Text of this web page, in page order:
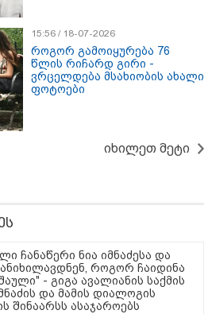
"როცა კანონიკიდან
გამომდინარე, მართებულად
მიგვაჩნია, რომ ადამიანის
გასვენება ტაძრიდან არ მოხდეს,
ეს მგლოვიარეს ისეთი
სიყვარულითა უნდა ავუხსნათ,
რომ შფოთვა არ დაიბადოს" -
დედა სიდონია
სიახლე
15:56 / 18-07-2026
როგორ გამოიყურება 76
წლის რიჩარდ გირი -
ვრცელდება მსახიობის ახალი
ფოტოები
იხილეთ მეტი
ჩანაწერი ნია იმნაძესა და
როგორ ჩაიდინა
- გიგა ავალიანის საქმის
და მამის დიალოგის
შინაარსს ასაჯაროებს